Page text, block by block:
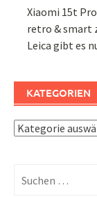
Xiaomi 15t
retro & smart
Leica gibt es
KATEGORIEN
Kategorien
nach: